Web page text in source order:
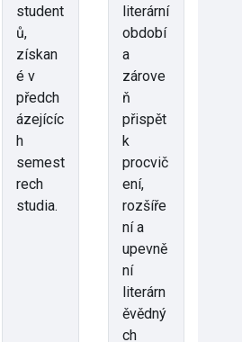
student
ů,
získan
é v
předch
ázejícíc
h
semest
rech
studia.
literární
období
a
zárove
ň
přispět
k
procvič
ení,
rozšíře
ní a
upevně
ní
literárn
ěvědný
ch